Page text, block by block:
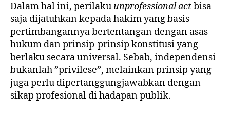
Dalam hal ini, perilaku unprofessional actbisa
saja dijatuhkan kepada hakim yang basis
pertimbangannya bertentangan dengan asas
hukum dan prinsip-prinsip konstitusi yang
berlaku secara universal. Sebab, independensi
bukanlah ”privilese”, melainkan prinsip yang
juga perlu dipertanggungjawabkan dengan
sikap profesional di hadapan publik.